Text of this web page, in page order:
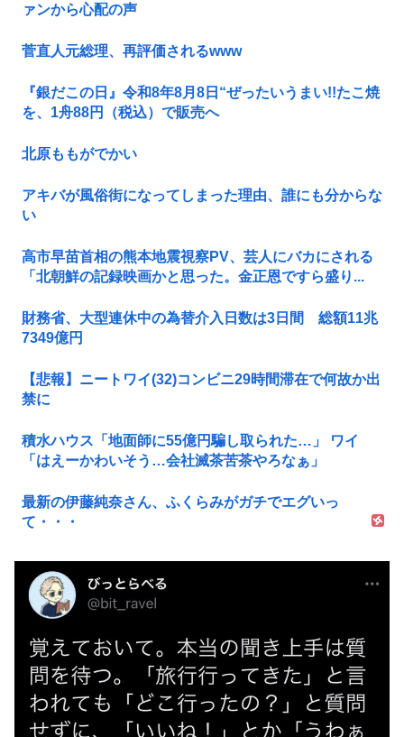
ァンから心配の声
菅直人元総理、再評価されるwww
『銀だこの日』令和8年8月8日“ぜったいうまい!!たこ焼
を、1舟88円（税込）で販売へ
北原ももがでかい
アキバが風俗街になってしまった理由、誰にも分からな
い
高市早苗首相の熊本地震視察PV、芸人にバカにされる
「北朝鮮の記録映画かと思った。金正恩ですら盛り...
財務省、大型連休中の為替介入日数は3日間 総額11兆
7349億円
【悲報】ニートワイ(32)コンビニ29時間滞在で何故か出
禁に
積水ハウス「地面師に55億円騙し取られた…」 ワイ
「はえーかわいそう…会社滅茶苦茶やろなぁ」
最新の伊藤純奈さん、ふくらみがガチでエグいっ
て・・・